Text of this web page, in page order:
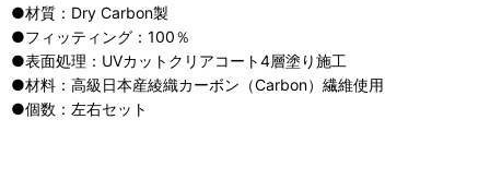
●材質：Dry Carbon製
●フィッティング：100％
●表面処理：UVカットクリアコート4層塗り施工
●材料：高級日本産綾織カーボン（Carbon）繊維使用
●個数：左右セット